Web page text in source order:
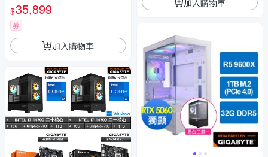
$35,899
券
加入購物車